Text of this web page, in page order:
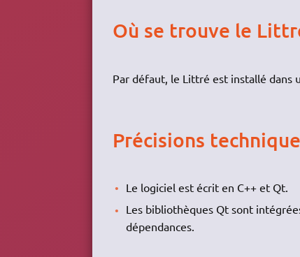
Où se trouve le
Par défaut, le Littré est installé dans
Précisions
Le logiciel est écrit en C++ et Qt.
Les bibliothèques Qt sont
dépendances.